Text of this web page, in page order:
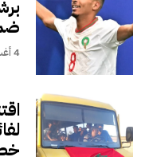
4 أغسطس، 2026